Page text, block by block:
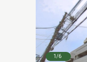
1 /6